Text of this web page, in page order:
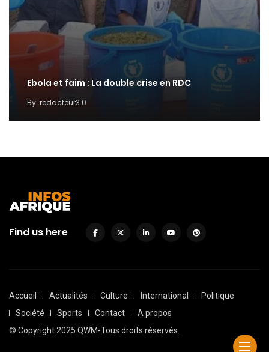
Ebola et faim : La double crise en RDC
By redacteur3.0
Find us here
Accueil Actualités Culture International
Politique
Société
Sports Contact
A propos
© Copyright 2025 QWM-Tous droits réservés.